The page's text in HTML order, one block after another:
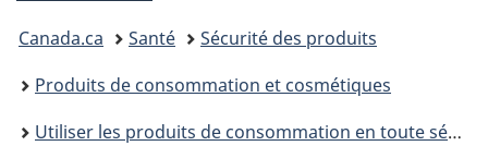
Vous
êtes
ici :
Canada.ca Santé
Sécurité des produits
Produits de consommation et cosmétiques
Utiliser les produits de consommation en toute sécurité